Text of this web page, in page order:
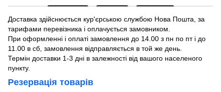
Доставка здійснюється кур'єрською службою Нова Пошта, за
тарифами перевізника і оплачується замовником.
При оформленні і оплаті замовлення до 14.00 з пн по пт і до
11.00 в сб, замовлення відправляється в той же день.
Термін доставки 1-3 дні в залежності від вашого населеного
пункту.
Резервація товарів